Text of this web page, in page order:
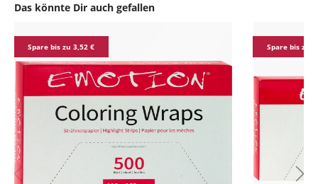
Das könnte Dir auch gefallen
Spare bis zu 3,52 € Spare bis zu